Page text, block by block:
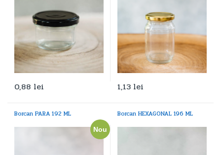
0,88 lei 1,13 lei
Borcan PARA 192 ML
Nou
Borcan HEXAGONAL 196 ML